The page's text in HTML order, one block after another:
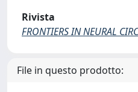
Rivista
FRONTIERS IN NEURAL
File in questo prodotto: